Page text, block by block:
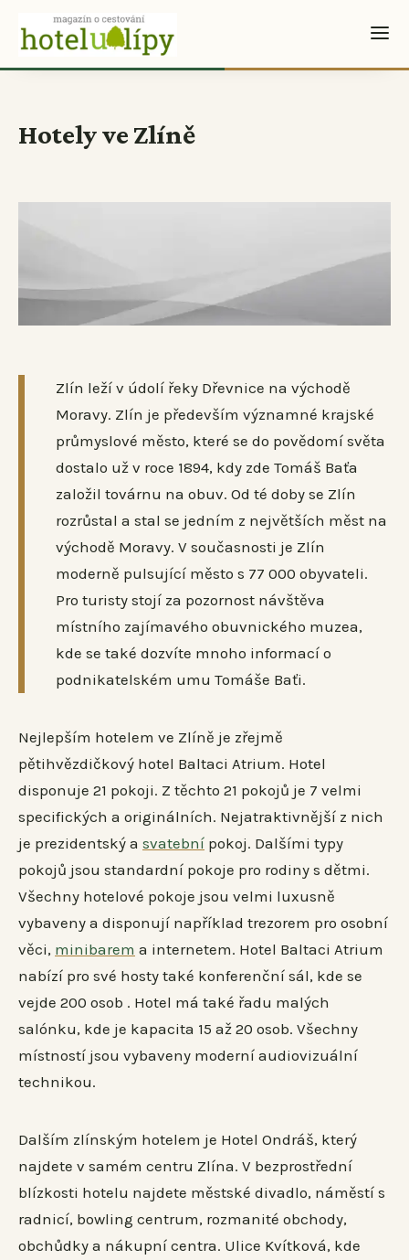
Hotely ve Zlíně
Zlín leží v údolí řeky Dřevnice na východě
Moravy. Zlín je především významné krajské
průmyslové město, které se do povědomí světa
dostalo už v roce 1894, kdy zde Tomáš Baťa
založil továrnu na obuv. Od té doby se Zlín
rozrůstal a stal se jedním z největších měst na
východě Moravy. V současnosti je Zlín
moderně pulsující město s 77 000 obyvateli.
Pro turisty stojí za pozornost návštěva
místního zajímavého obuvnického muzea,
kde se také dozvíte mnoho informací o
podnikatelském umu Tomáše Baťi.
Nejlepším hotelem ve Zlíně je zřejmě
pětihvězdičkový hotel Baltaci Atrium. Hotel
disponuje 21 pokoji. Z těchto 21 pokojů je 7 velmi
specifických a originálních. Nejatraktivnější z nich
je prezidentský a svatební pokoj. Dalšími typy
pokojů jsou standardní pokoje pro rodiny s dětmi.
Všechny hotelové pokoje jsou velmi luxusně
vybaveny a disponují například trezorem pro osobní
věci, minibarem a internetem. Hotel Baltaci Atrium
nabízí pro své hosty také konferenční sál, kde se
vejde 200 osob . Hotel má také řadu malých
salónku, kde je kapacita 15 až 20 osob. Všechny
místností jsou vybaveny moderní audiovizuální
technikou.
Dalším zlínským hotelem je Hotel Ondráš, který
najdete v samém centru Zlína. V bezprostřední
blízkosti hotelu najdete městské divadlo, náměstí s
radnicí, bowling centrum, rozmanité obchody,
obchůdky a nákupní centra. Ulice Kvítková, kde